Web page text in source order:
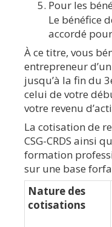
Pour les
Le bénéfice
accordé
À ce titre, vous
entrepreneur
jusqu’à la fin du
celui de votre
votre revenu
La cotisation de
CSG-CRDS ainsi
formation
sur une base
Nature des
cotisations